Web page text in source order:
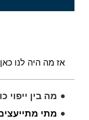
מה היה לנו כאן עד
מה בין ייפוי כוח
מתי מתייעצים עם